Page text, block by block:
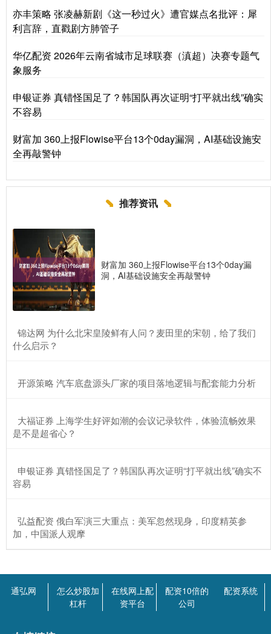
亦丰策略 张凌赫新剧《这一秒过火》遭官媒点名批评：犀
利言辞，直戳剧方肺管子
华亿配资 2026年云南省城市足球联赛（滇超）决赛专题气
象服务
申银证券 真错怪国足了？韩国队再次证明“打平就出线”确实
不容易
财富加 360上报Flowise平台13个0day漏洞，AI基础设施安
全再敲警钟
推荐资讯
财富加 360上报Flowise平台13个0day漏
洞，AI基础设施安全再敲警钟
​锦达网 为什么北宋皇陵鲜有人问？麦田里的宋朝，给了我们
什么启示？
​开源策略 汽车底盘源头厂家的项目落地逻辑与配套能力分析
​大福证券 上海学生好评如潮的会议记录软件，体验流畅效果
是不是超省心？
​申银证券 真错怪国足了？韩国队再次证明“打平就出线”确实不
容易
​弘益配资 俄白军演三大重点：美军忽然现身，印度精英参
加，中国派人观摩
通弘网
怎么炒股加
杠杆
在线网上配
资平台
配资10倍的
公司
配资系统